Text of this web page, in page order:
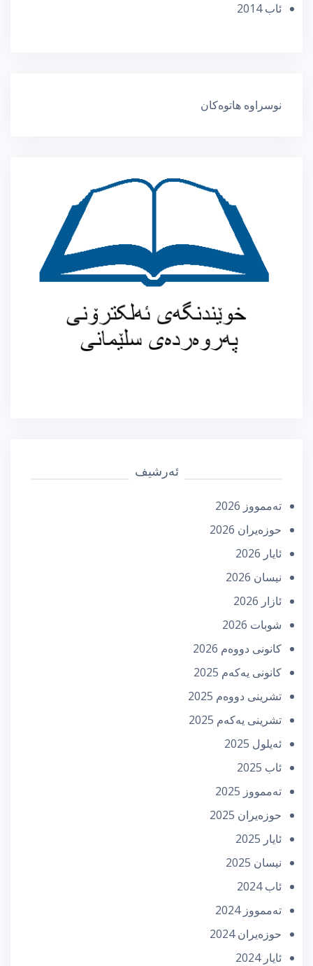
ئاب 2014
نوسراوە هاتوەکان
ئەرشیف
تەممووز 2026
حوزه‌یران 2026
ئایار 2026
نیسان 2026
ئازار 2026
شوبات 2026
كانونی دووه‌م 2026
كانونی یه‌كه‌م 2025
تشرینی دووه‌م 2025
تشرینی یه‌كه‌م 2025
ئه‌یلول 2025
ئاب 2025
تەممووز 2025
حوزه‌یران 2025
ئایار 2025
نیسان 2025
ئاب 2024
تەممووز 2024
حوزه‌یران 2024
ئایار 2024